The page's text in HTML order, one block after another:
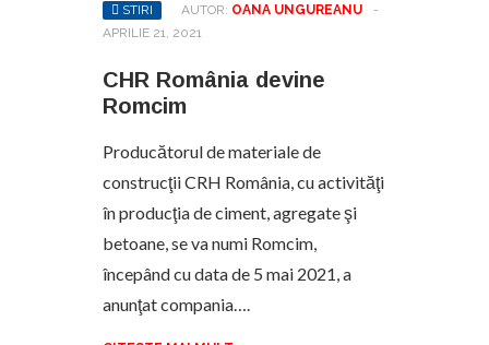
STIRI AUTOR: OANA UNGUREANU
-
APRILIE 21, 2021
CHR România devine
Romcim
Producătorul de materiale de
construcţii CRH România, cu activităţi
în producţia de ciment, agregate şi
betoane, se va numi Romcim,
începând cu data de 5 mai 2021, a
anunţat compania….